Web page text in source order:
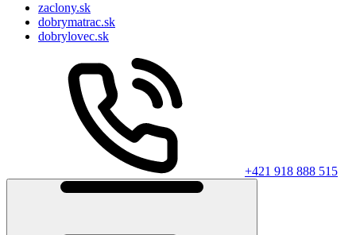
zaclony.sk
dobrymatrac.sk
dobrylovec.sk
+421 918 888 515